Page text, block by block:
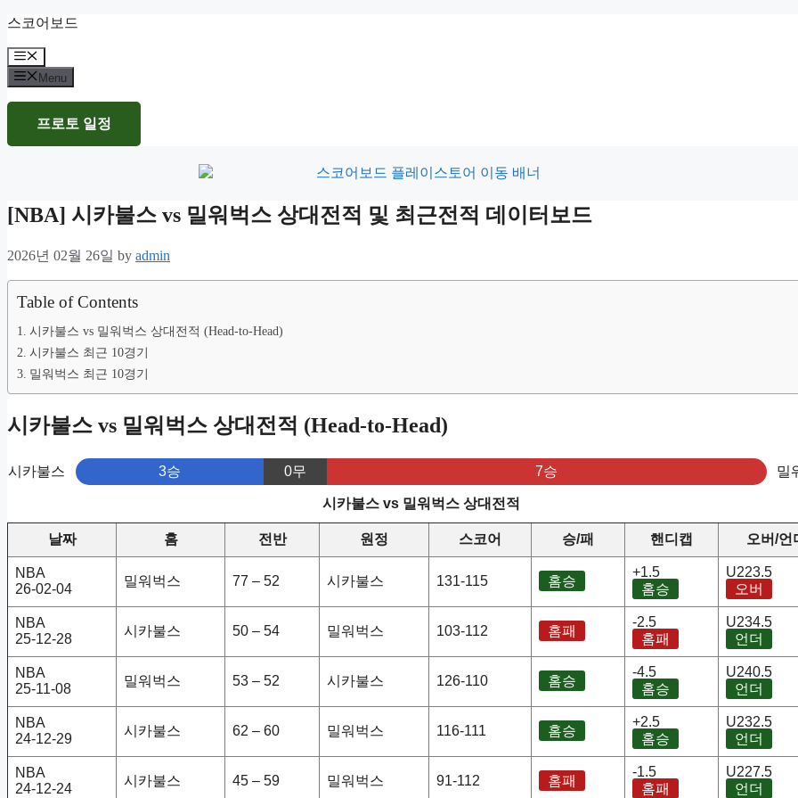
Skip
content
스코어보드
Menu
Menu
프로토 일정
[NBA] 시카불스 vs 밀워벅스 상대전적 및 최근전적 데이터보드
2026년 02월 26일 by admin
Table of Contents
시카불스 vs 밀워벅스 상대전적 (Head-to-Head)
시카불스 최근 10경기
밀워벅스 최근 10경기
시카불스 vs 밀워벅스 상대전적 (Head-to-Head)
시카불스 3승 0무 7승 밀
시카불스 vs 밀워벅스 상대전적
날짜 홈 전반 원정 스코어 승/패 핸디캡 오버/언
NBA
26-02-04
밀워벅스 77 – 52 시카불스 131-115 홈승
+1.5
홈승
U223.5
오버
NBA
25-12-28
시카불스 50 – 54 밀워벅스 103-112 홈패
-2.5
홈패
U234.5
언더
NBA
25-11-08
밀워벅스 53 – 52 시카불스 126-110 홈승
-4.5
홈승
U240.5
언더
NBA
24-12-29
시카불스 62 – 60 밀워벅스 116-111 홈승
+2.5
홈승
U232.5
언더
NBA
24-12-24
시카불스 45 – 59 밀워벅스 91-112 홈패
-1.5
홈패
U227.5
언더